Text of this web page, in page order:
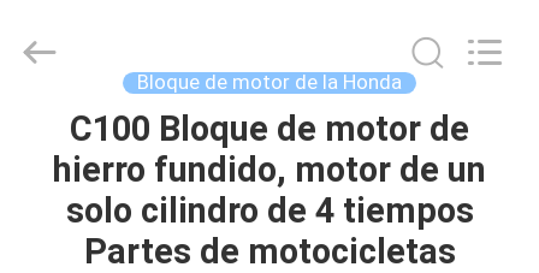
HOGAR
PRODUCTOS
Block.,Ltd.
Bloque de motor de la Honda
C100 Bloque de motor de
hierro fundido, motor de un
solo cilindro de 4 tiempos
Partes de motocicletas